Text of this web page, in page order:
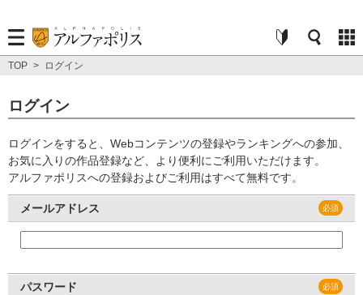
TOP > ログイン
ログイン
ログインをすると、Webコンテンツの登録やランキングへの参加、
お気に入りの作品登録など、より便利にご利用いただけます。
アルファポリスへの登録およびご利用はすべて無料です。
メールアドレス
パスワード